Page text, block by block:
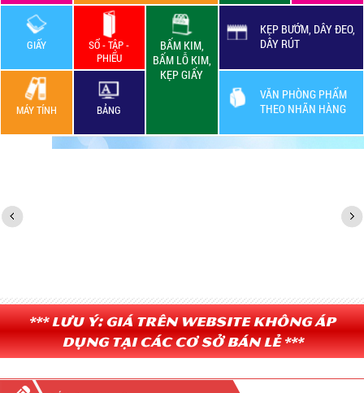
GIẤY
SỔ - TẬP -
PHIẾU
BẤM KIM,
BẤM LỖ KIM,
KẸP GIẤY
KẸP BƯỚM, DÂY ĐEO,
DÂY RÚT
VĂN PHÒNG PHẨM
THEO NHÃN HÀNG
MÁY TÍNH BẢNG
*** Lưu ý: Giá trên website không áp
dụng tại các cơ sở bán lẻ ***